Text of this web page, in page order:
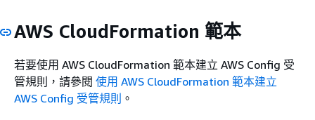
AWS CloudFormation 範本
若要使用 AWS CloudFormation 範本建立 AWS Config 受
管規則，請參閱 使用 AWS CloudFormation 範本建立
AWS Config 受管規則 。